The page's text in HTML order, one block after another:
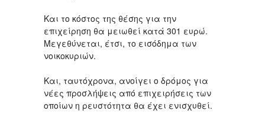
Και το κόστος της θέσης για την
επιχείρηση θα μειωθεί κατά 301 ευρώ.
Μεγεθύνεται, έτσι, το εισόδημα των
νοικοκυριών.
Και, ταυτόχρονα, ανοίγει ο δρόμος για
νέες προσλήψεις από επιχειρήσεις των
οποίων η ρευστότητα θα έχει ενισχυθεί.